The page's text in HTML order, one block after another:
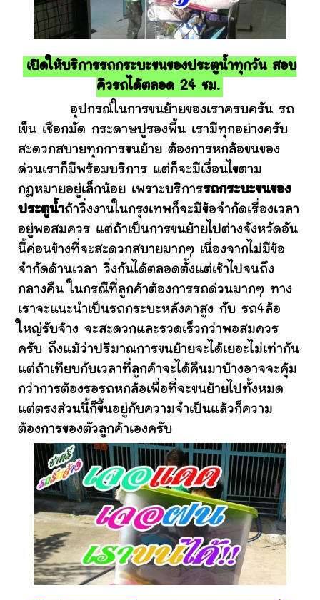
เปิดให้บริการรถกระบะขนของประตูน้ำทุกวัน สอบ
คิวรถได้ตลอด 24 ชม.
อุปกรณ์ในการขนย้ายของเราครบครัน รถ
เข็น เชือกมัด กระดาษปูรองพื้น เรามีทุกอย่างครับ
สะดวกสบายทุกการขนย้าย ต้องการหกล้อขนของ
ด่วนเราก็มีพร้อมบริการ แต่ก็จะมีเงื่อนไขตาม
กฎหมายอยู่เล็กน้อย เพราะบริการรถกระบะขนของ
ประตูน้ำถ้าวิ่งงานในกรุงเทพก็จะมีข้อจำกัดเรื่องเวลา
อยู่พอสมควร แต่ถ้าเป็นการขนย้ายไปต่างจังหวัดอัน
นี้ค่อนข้างที่จะสะดวกสบายมากๆ เนื่องจากไม่มีข้อ
จำกัดด้านเวลา วิ่งกันได้ตลอดตั้งแต่เช้าไปจนถึง
กลางคืน ในกรณีที่ลูกค้าต้องการรถด่วนมากๆ ทาง
เราจะแนะนำเป็นรถกระบะหลังคาสูง กับ รถ4ล้อ
ใหญ่รับจ้าง จะสะดวกและรวดเร็วกว่าพอสมควร
ครับ ถึงแม้ว่าปริมาณการขนย้ายจะได้เยอะไม่เท่ากัน
แต่ถ้าเทียบกับเวลาที่ลูกค้าจะได้คืนมาบ้างอาจจะคุ้ม
กว่าการต้องรอรถหกล้อเพื่อที่จะขนย้ายไปทั้งหมด
แต่ตรงส่วนนี้ก็ขึ้นอยู่กับความจำเป็นแล้วก็ความ
ต้องการของตัวลูกค้าเองครับ